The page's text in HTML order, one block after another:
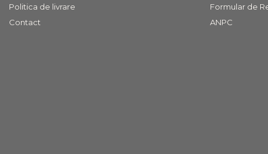
LUNG
Politica de livrare
Contact
Formular de
ANPC